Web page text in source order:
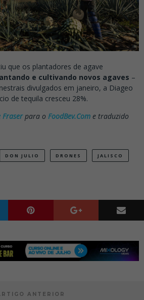
que os plantadores de agave
e cultivando novos agaves –
divulgados em janeiro, a Diageo
de tequila cresceu 28%.
Fraserpara o FoodBev.Com e traduzido
DON JULIO DRONES JALISCO
ANTERIOR